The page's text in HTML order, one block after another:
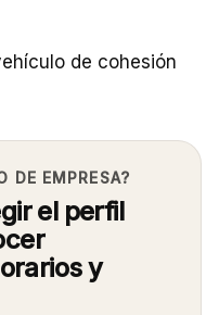
de cohesión
DE EMPRESA?
el perfil
y